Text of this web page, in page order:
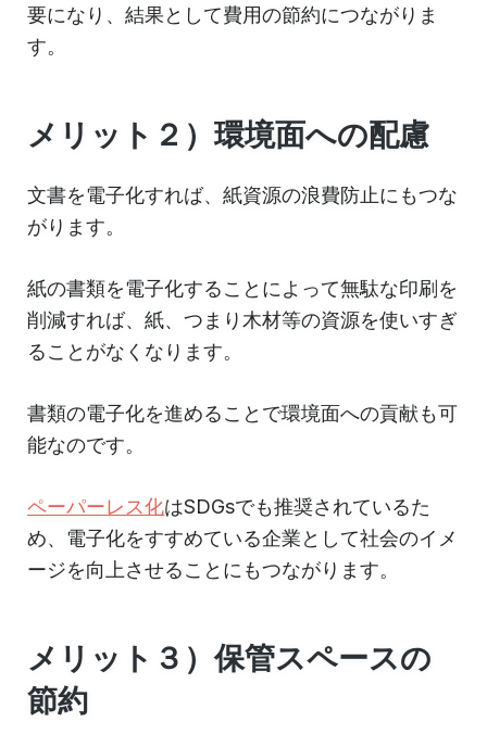
要になり、結果として費用の節約につながりま
す。
メリット２）環境面への配慮
文書を電子化すれば、紙資源の浪費防止にもつな
がります。
紙の書類を電子化することによって無駄な印刷を
削減すれば、紙、つまり木材等の資源を使いすぎ
ることがなくなります。
書類の電子化を進めることで環境面への貢献も可
能なのです。
ペーパーレス化はSDGsでも推奨されているた
め、電子化をすすめている企業として社会のイメ
ージを向上させることにもつながります。
メリット３）保管スペースの
節約